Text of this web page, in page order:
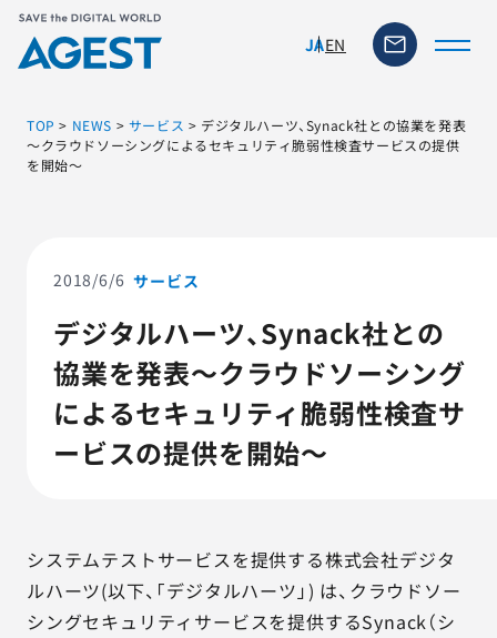
JAEN
脆弱性リスク管理ツール
TFACT (AIテストツール)
ニュース
セミナー・イベント
事例紹介
TOP > NEWS > サービス > デジタルハーツ、Synack社との協業を発表
～クラウドソーシングによるセキュリティ脆弱性検査サービスの提供
を開始～
2018/6/6 サービス
デジタルハーツ、Synack社との
協業を発表～クラウドソーシング
によるセキュリティ脆弱性検査サ
ービスの提供を開始～
システムテストサービスを提供する株式会社デジタ
ルハーツ(以下、「デジタルハーツ」) は、クラウドソー
シングセキュリティサービスを提供するSynack（シ